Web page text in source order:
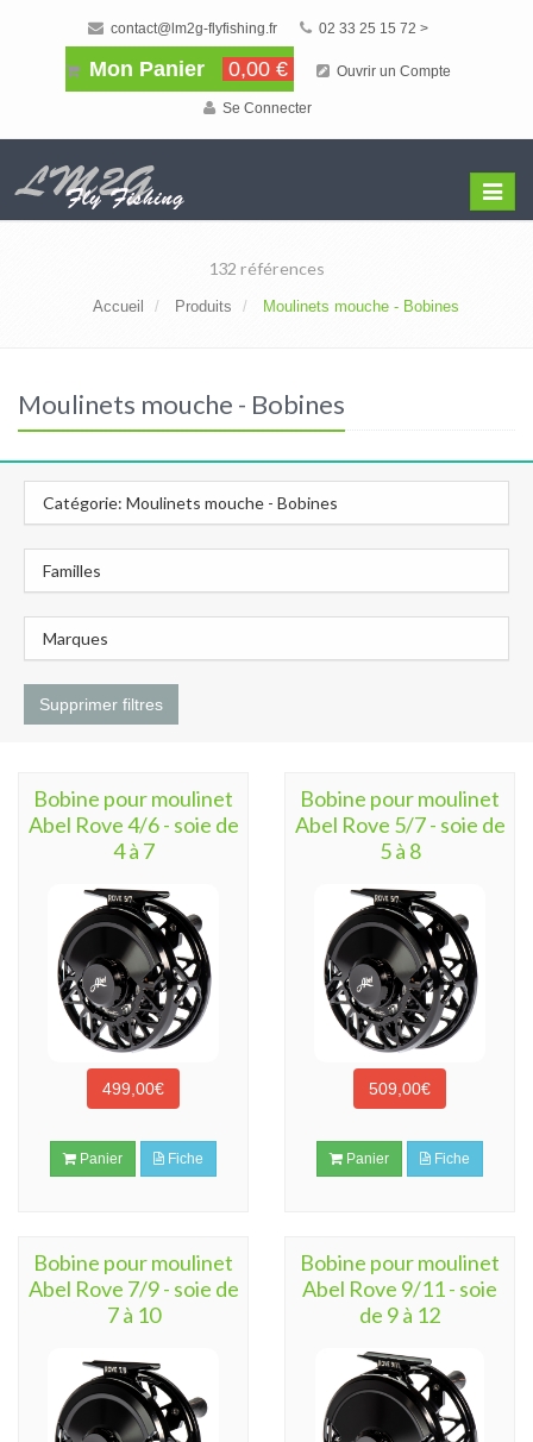
contact@lm2g-flyfishing.fr 02 33 25 15 72 >
Mon Panier 0,00 € Ouvrir un Compte
Se Connecter
Menu
132 références
Accueil Produits Moulinets mouche - Bobines
Moulinets mouche - Bobines
Catégorie: Moulinets mouche - Bobines
Familles
Marques
Supprimer filtres
Bobine pour moulinet
Abel Rove 4/6 - soie de
4 à 7
499,00€
Panier Fiche
Bobine pour moulinet
Abel Rove 5/7 - soie de
5 à 8
509,00€
Panier Fiche
Bobine pour moulinet
Abel Rove 7/9 - soie de
7 à 10
Bobine pour moulinet
Abel Rove 9/11 - soie
de 9 à 12